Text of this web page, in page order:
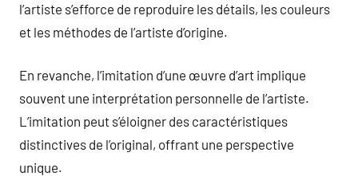
l’artiste s’efforce de reproduire les détails, les couleurs
et les méthodes de l’artiste d’origine.
En revanche, l’imitation d’une œuvre d’art implique
souvent une interprétation personnelle de l’artiste.
L’imitation peut s’éloigner des caractéristiques
distinctives de l’original, offrant une perspective
unique.